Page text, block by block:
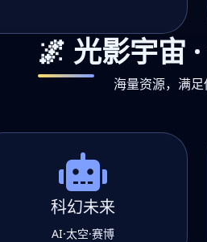
🌌 光影宇宙
海量资源，满
科幻未来
AI·太空·赛博